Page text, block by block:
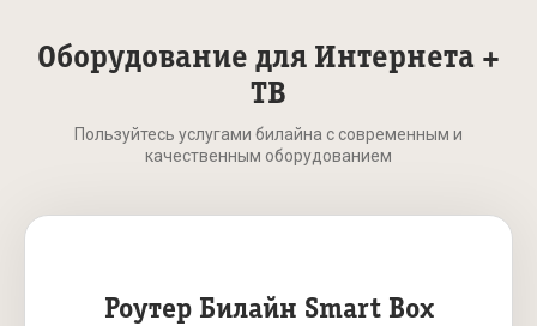
Оборудование для Интернета +
ТВ
Пользуйтесь услугами билайна с современным и
качественным оборудованием
Роутер Билайн Smart Box